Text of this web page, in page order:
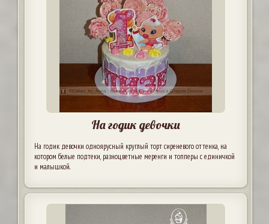
На годик девочки
На годик девочки одноярусный круглый торт сиреневого оттенка, на
котором белые подтеки, разноцветные меренги и топперы с единичкой
и малышкой.